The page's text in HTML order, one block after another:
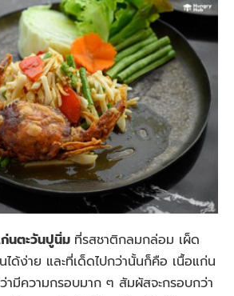
นตะวันปูนิ่ม ที่รสชาติกลมกล่อม เผ็ด
ด้ง่าย และที่เด็ดไปกว่านั้นก็คือ เนื้อแก่น
ามีความกรอบมาก ๆ สัมผัสจะกรอบกว่า